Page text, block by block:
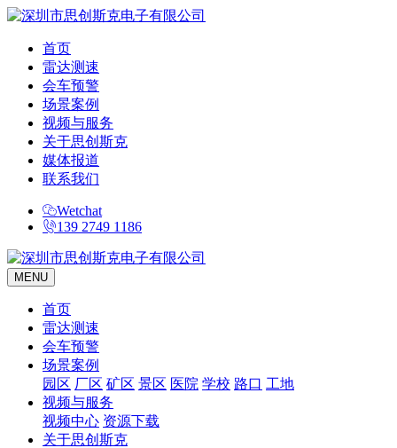
首页
雷达测速
会车预警
场景案例
视频与服务
关于思创斯克
媒体报道
联系我们
Wetchat
139 2749 1186
MENU
首页
雷达测速
会车预警
场景案例
园区 厂区 矿区 景区 医院 学校 路口 工地
视频与服务
视频中心 资源下载
关于思创斯克